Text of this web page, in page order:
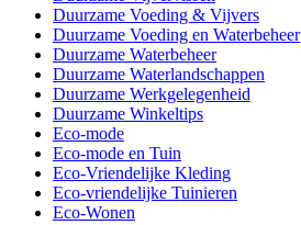
Duurzame Voeding & Vijvers
Duurzame Voeding en Waterbeheer
Duurzame Waterbeheer
Duurzame Waterlandschappen
Duurzame Werkgelegenheid
Duurzame Winkeltips
Eco-mode
Eco-mode en Tuin
Eco-Vriendelijke Kleding
Eco-vriendelijke Tuinieren
Eco-Wonen